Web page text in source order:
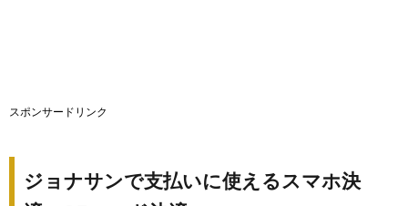
スポンサードリンク
ジョナサンで支払いに使えるスマホ決